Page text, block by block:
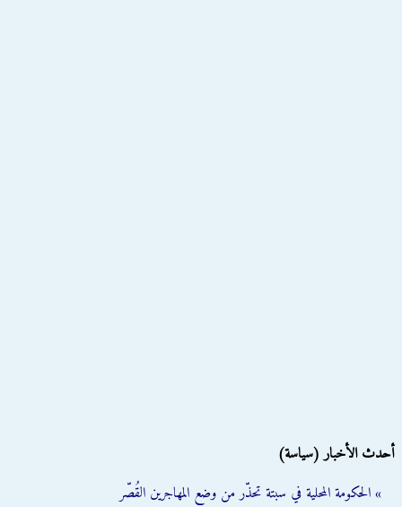
أحدث الأخبار (سياسة)
» الحكومة المحلية في سبتة تحذّر من وضع المهاجرين القُصّر